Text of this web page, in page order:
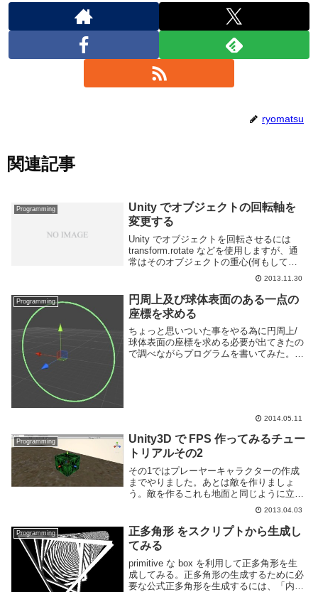
ryomatsu
関連記事
Programming
Unity でオブジェクトの回転軸を
変更する
Unity でオブジェクトを回転させるには
transform.rotate などを使用しますが、通
常はそのオブジェクトの重心(何もしてな
ければ中央)を中心に回転します。ある点
を中心に回転させるある物体の周囲を回る
といったふうな動作を行うに...
2013.11.30
Programming
円周上及び球体表面のある一点の
座標を求める
ちょっと思いついた事をやる為に円周上/
球体表面の座標を求める必要が出てきたの
で調べながらプログラムを書いてみた。ど
2014.05.11
Programming
Unity3D で FPS 作ってみるチュー
トリアルその2
その1ではプレーヤーキャラクターの作成
までやりました。あとは敵を作りましょ
う。敵を作るこれも地面と同じように立方
体とマテリアルの設定で適当に作ります。
はい、クリーパーさんですね。今回はとり
あえず作るだけなので爆発はしないです。
見た目を作った...
2013.04.03
Programming
正多角形 をスクリプトから生成し
てみる
primitive な box を利用して正多角形を生
成してみる。正多角形の生成するために必
要な公式正多角形を生成するには、「内接